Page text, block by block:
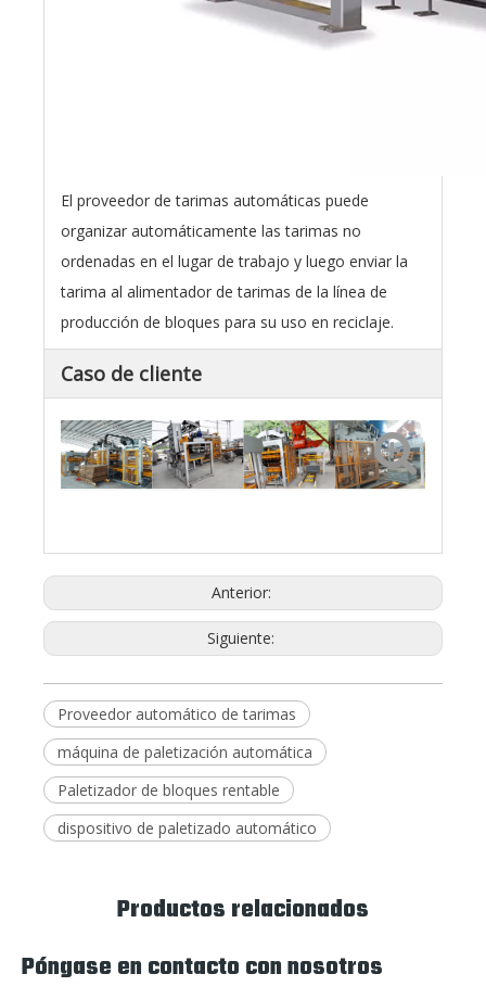
El proveedor de tarimas automáticas puede
organizar automáticamente las tarimas no
ordenadas en el lugar de trabajo y luego enviar la
tarima al alimentador de tarimas de la línea de
producción de bloques para su uso en reciclaje.
Caso de cliente
Anterior:
Siguiente:
Proveedor automático de tarimas
máquina de paletización automática
Paletizador de bloques rentable
dispositivo de paletizado automático
Productos relacionados
Póngase en contacto con nosotros